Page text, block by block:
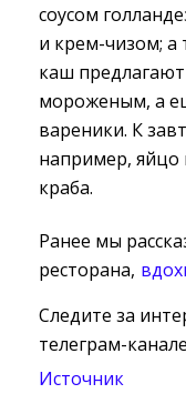
соусом
и крем-чизом;
каш
мороженым, а
вареники. К
например, яйцо
краба.
Ранее мы
ресторана,
Следите за
телеграм-канале
Источник